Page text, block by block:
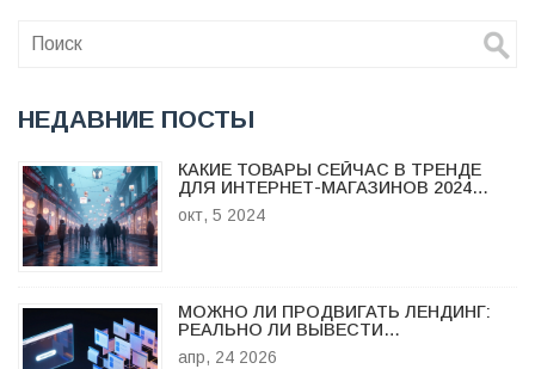
НЕДАВНИЕ ПОСТЫ
КАКИЕ ТОВАРЫ СЕЙЧАС В ТРЕНДЕ
ДЛЯ ИНТЕРНЕТ-МАГАЗИНОВ 2024
ГОДА
окт, 5 2024
МОЖНО ЛИ ПРОДВИГАТЬ ЛЕНДИНГ:
РЕАЛЬНО ЛИ ВЫВЕСТИ
ОДНОСТРАНИЧНИК В ТОП ПОИСКА?
апр, 24 2026